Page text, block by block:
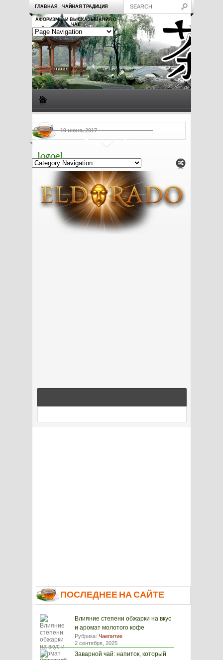
ГЛАВНАЯ ЧАЙНАЯ ТРАДИЦИЯ
АФОРИЗМЫ И ВЫСКАЗЫВАНИЯ О
ЧАЕ
Рецепты с чаем Полезные свойства чая
19 июня, 2017
logoel
ПОСЛЕДНЕЕ НА САЙТЕ
Влияние степени обжарки на вкус
и аромат молотого кофе
Рубрика: Чаепитие
2 сентября, 2025
Заварной чай: напиток, который